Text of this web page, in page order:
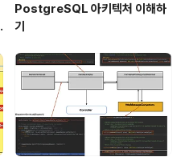
PostgreSQL 아키텍처 이해하
기